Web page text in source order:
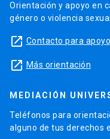
Orientación y apoyo en
género o violencia
launch Contacto para apoyo
launch Más orientación
MEDIACIÓN
Teléfonos para
alguno de tus derechos